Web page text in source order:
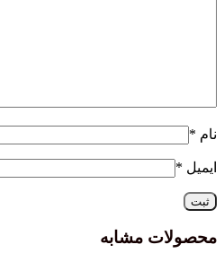
نام*
ایمیل *
محصولات مشابه